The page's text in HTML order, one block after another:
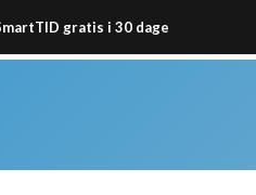
gratis i 30 dage